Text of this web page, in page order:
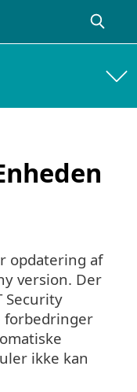
opdatering af
version. Der
Security
forbedringer
ikke kan